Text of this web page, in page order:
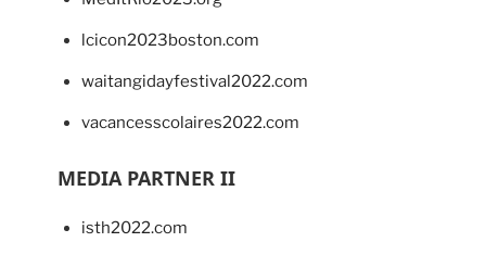
lcicon2023boston.com
waitangidayfestival2022.com
vacancesscolaires2022.com
MEDIA PARTNER II
isth2022.com